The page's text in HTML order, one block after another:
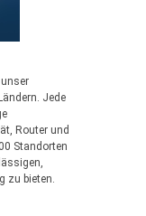
Jede
Router und
Standorten
zu bieten.